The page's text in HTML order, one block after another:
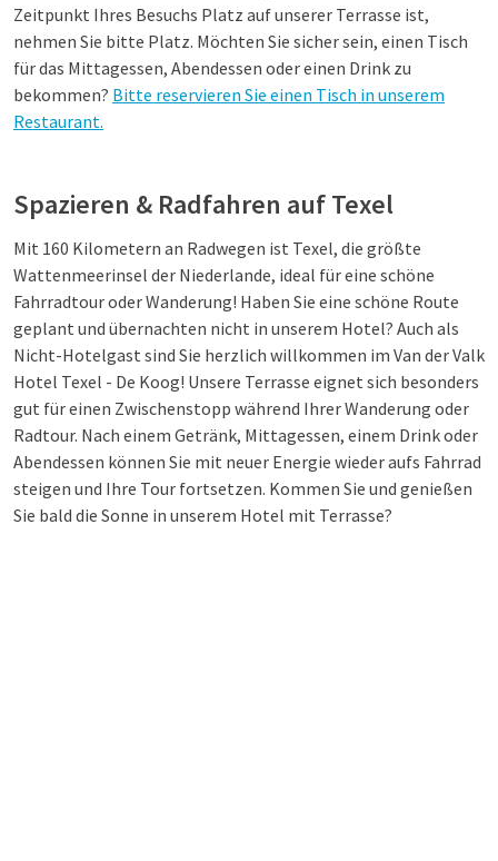
Zeitpunkt Ihres Besuchs Platz auf unserer Terrasse ist,
nehmen Sie bitte Platz. Möchten Sie sicher sein, einen Tisch
für das Mittagessen, Abendessen oder einen Drink zu
bekommen? Bitte reservieren Sie einen Tisch in unserem
Restaurant.
Spazieren & Radfahren auf Texel
Mit 160 Kilometern an Radwegen ist Texel, die größte
Wattenmeerinsel der Niederlande, ideal für eine schöne
Fahrradtour oder Wanderung! Haben Sie eine schöne Route
geplant und übernachten nicht in unserem Hotel? Auch als
Nicht-Hotelgast sind Sie herzlich willkommen im Van der Valk
Hotel Texel - De Koog! Unsere Terrasse eignet sich besonders
gut für einen Zwischenstopp während Ihrer Wanderung oder
Radtour. Nach einem Getränk, Mittagessen, einem Drink oder
Abendessen können Sie mit neuer Energie wieder aufs Fahrrad
steigen und Ihre Tour fortsetzen. Kommen Sie und genießen
Sie bald die Sonne in unserem Hotel mit Terrasse?